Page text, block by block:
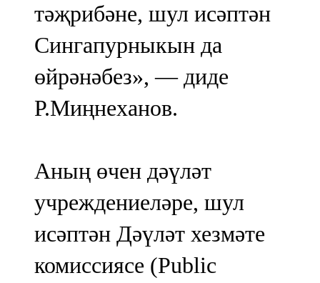
тәҗрибәне, шул исәптән
Сингапурныкын да
өйрәнәбез», — диде
Р.Миңнеханов.
Аның өчен дәүләт
учреждениеләре, шул
исәптән Дәүләт хезмәте
комиссиясе (Public